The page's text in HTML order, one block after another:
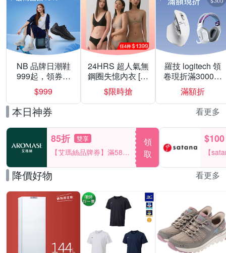
NB 品牌日潮鞋
999起，領券折
上折 最高回饋
40%
$999
24HRS 超人氣無
鋼圈失憶內衣 [熱
銷好評]
$限時搶
羅技 logitech 領
卷現折滿3000折
300
滿額折
本日神券 看更多
85折 雙享
【艾瑪絲品牌券】滿580
享85折！
領
取
$100
【
一件
降價好物 看更多